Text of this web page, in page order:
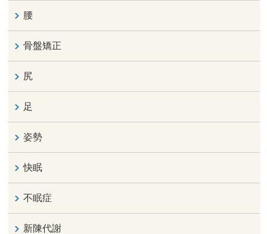
腰
骨盤矯正
尻
足
姿勢
快眠
不眠症
新陳代謝